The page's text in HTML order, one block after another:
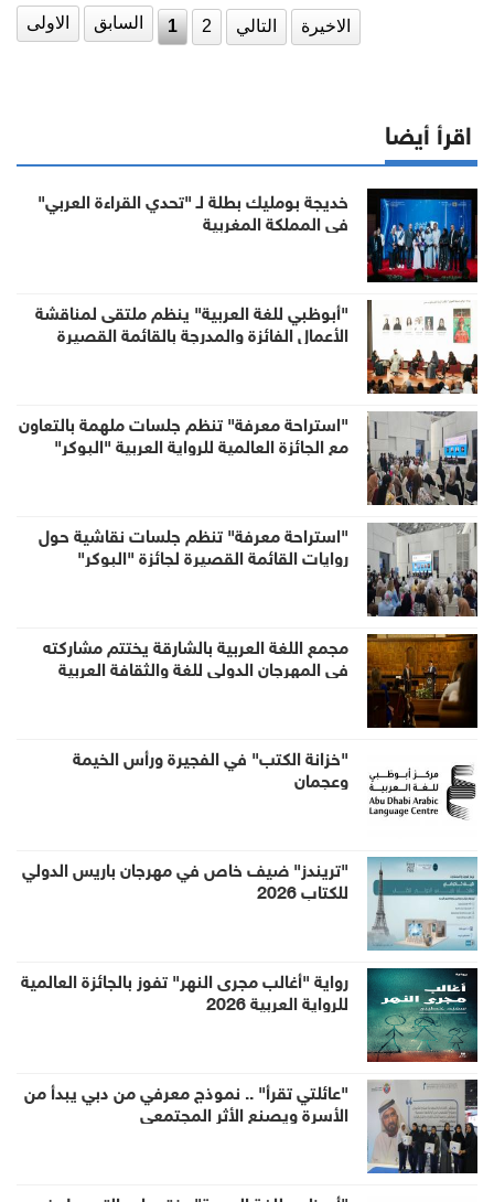
الاولى السابق 1 2 التالي الاخيرة
اقرأ أيضا
خديجة بومليك بطلة لـ "تحدي القراءة العربي"
في المملكة المغربية
"أبوظبي للغة العربية" ينظم ملتقى لمناقشة
الأعمال الفائزة والمدرجة بالقائمة القصيرة
"استراحة معرفة" تنظم جلسات ملهمة بالتعاون
مع الجائزة العالمية للرواية العربية "البوكر"
"استراحة معرفة" تنظم جلسات نقاشية حول
روايات القائمة القصيرة لجائزة "البوكر"
مجمع اللغة العربية بالشارقة يختتم مشاركته
في المهرجان الدولي للغة والثقافة العربية
"خزانة الكتب" في الفجيرة ورأس الخيمة
وعجمان
"تريندز" ضيف خاص في مهرجان باريس الدولي
للكتاب 2026
رواية "أغالب مجرى النهر" تفوز بالجائزة العالمية
للرواية العربية 2026
"عائلتي تقرأ" .. نموذج معرفي من دبي يبدأ من
الأسرة ويصنع الأثر المجتمعي